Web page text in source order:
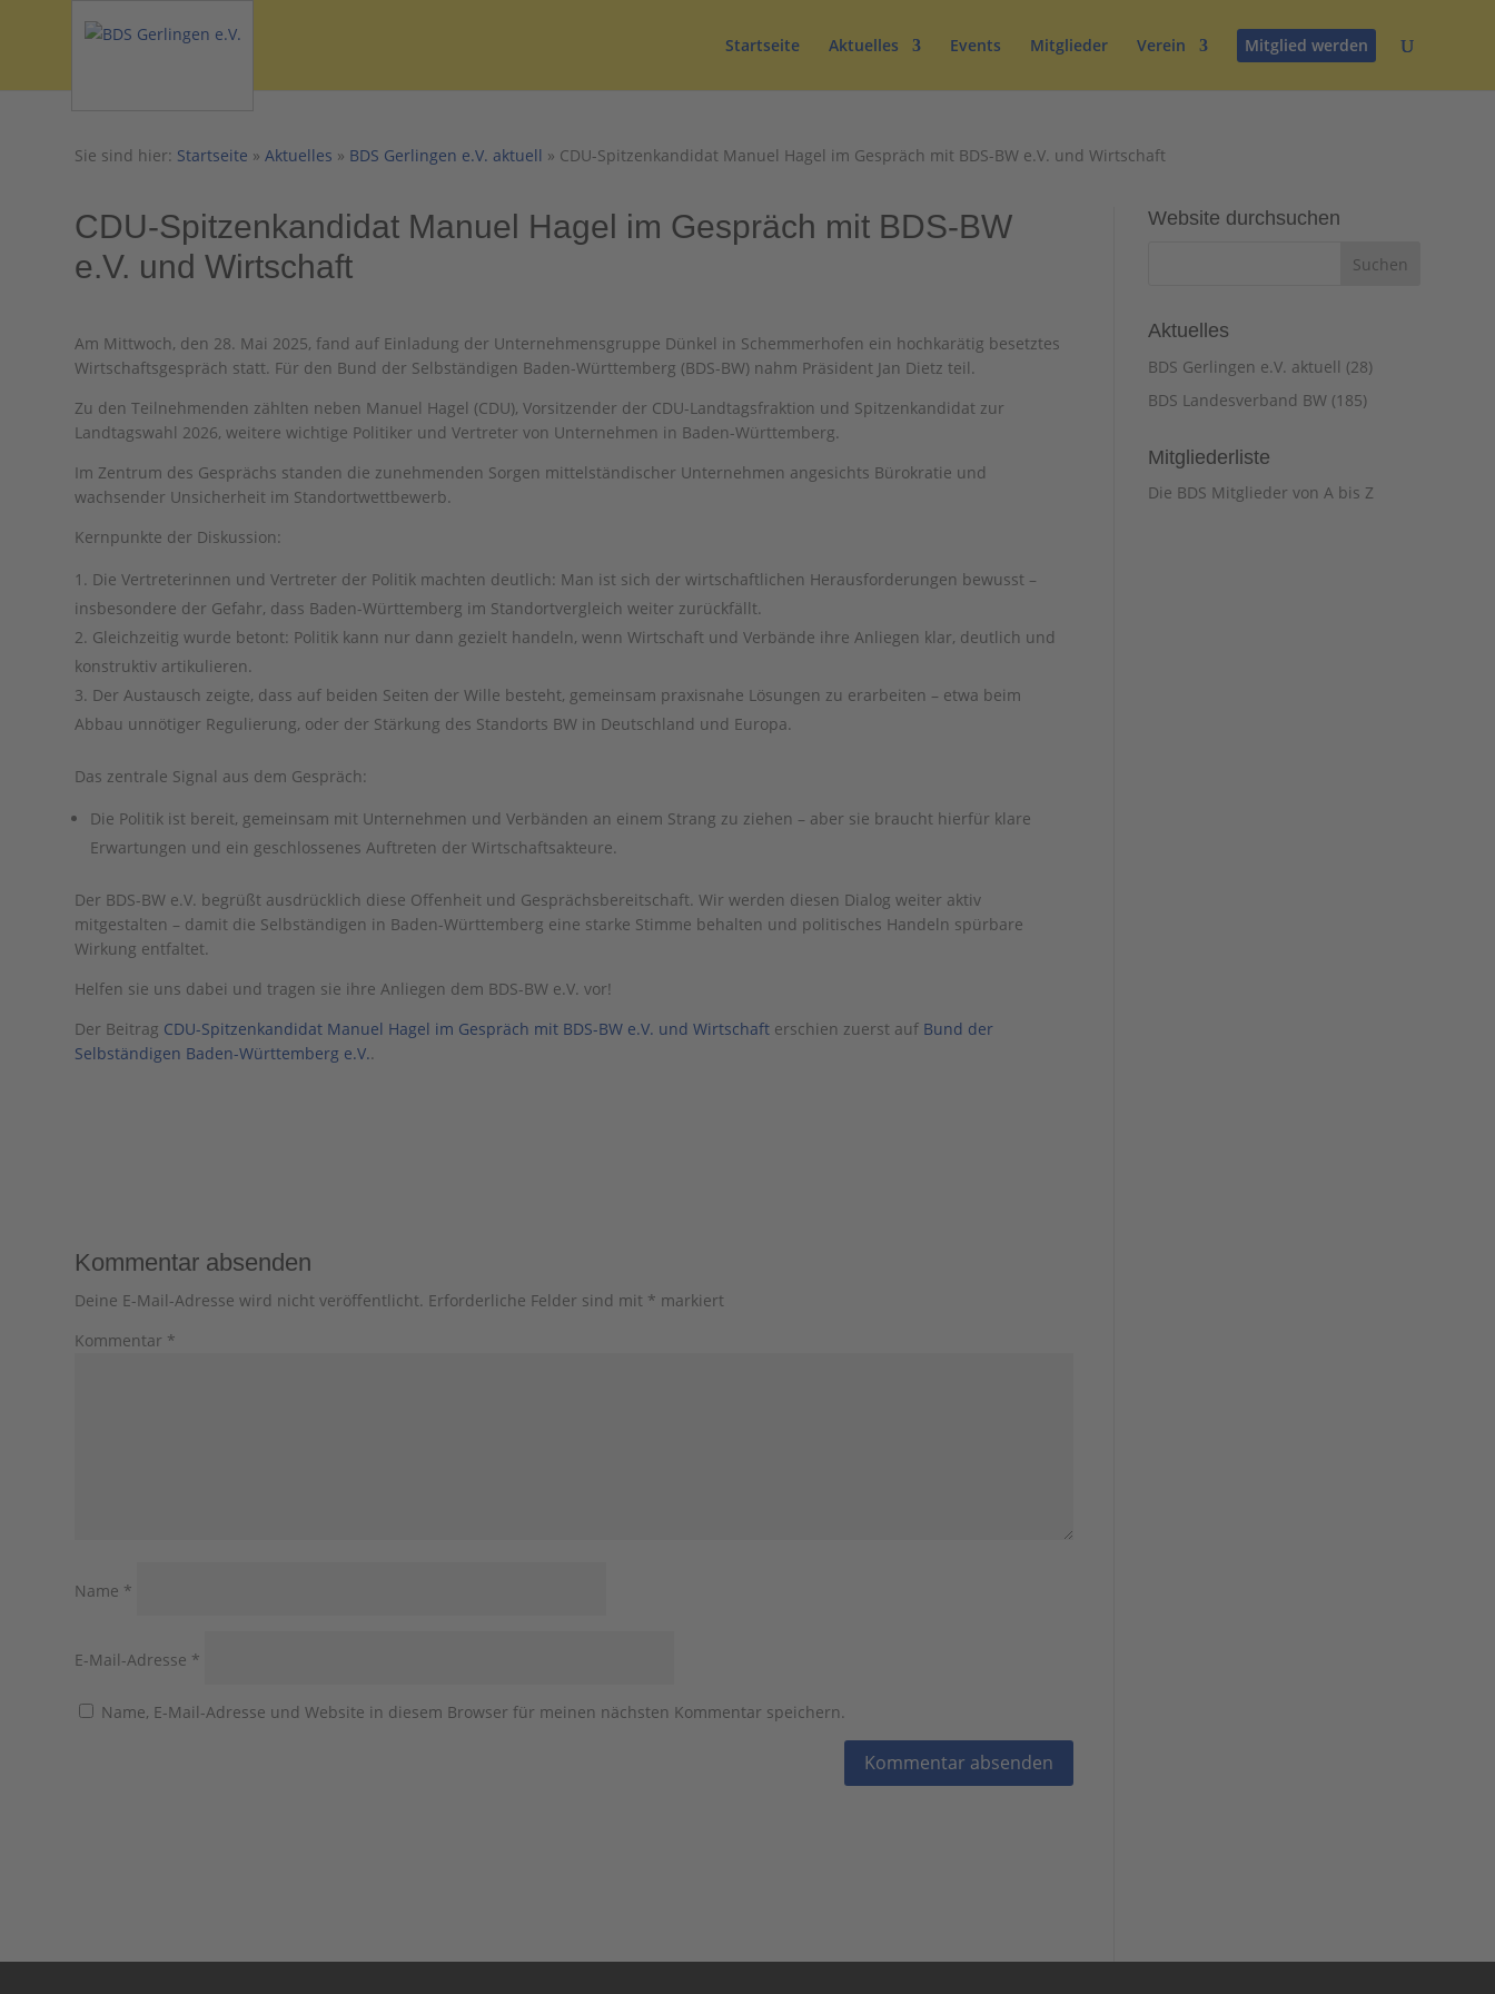
Startseite Aktuelles Events Mitglieder Verein Mitglied werden
Sie sind hier: Startseite »Aktuelles » BDS Gerlingen e.V. aktuell » CDU-Spitzenkandidat Manuel Hagel im Gespräch mit BDS-BW e.V. und Wirtschaft
CDU-Spitzenkandidat Manuel Hagel im Gespräch mit BDS-BW
e.V. und Wirtschaft
Am Mittwoch, den 28. Mai 2025, fand auf Einladung der Unternehmensgruppe Dünkel in Schemmerhofen ein hochkarätig besetztes
Wirtschaftsgespräch statt. Für den Bund der Selbständigen Baden-Württemberg (BDS-BW) nahm Präsident Jan Dietz teil.
Zu den Teilnehmenden zählten neben Manuel Hagel (CDU), Vorsitzender der CDU-Landtagsfraktion und Spitzenkandidat zur
Landtagswahl 2026, weitere wichtige Politiker und Vertreter von Unternehmen in Baden-Württemberg.
Im Zentrum des Gesprächs standen die zunehmenden Sorgen mittelständischer Unternehmen angesichts Bürokratie und
wachsender Unsicherheit im Standortwettbewerb.
Kernpunkte der Diskussion:
Die Vertreterinnen und Vertreter der Politik machten deutlich: Man ist sich der wirtschaftlichen Herausforderungen bewusst –
insbesondere der Gefahr, dass Baden-Württemberg im Standortvergleich weiter zurückfällt.
Gleichzeitig wurde betont: Politik kann nur dann gezielt handeln, wenn Wirtschaft und Verbände ihre Anliegen klar, deutlich und
konstruktiv artikulieren.
Der Austausch zeigte, dass auf beiden Seiten der Wille besteht, gemeinsam praxisnahe Lösungen zu erarbeiten – etwa beim
Abbau unnötiger Regulierung, oder der Stärkung des Standorts BW in Deutschland und Europa.
Das zentrale Signal aus dem Gespräch:
Die Politik ist bereit, gemeinsam mit Unternehmen und Verbänden an einem Strang zu ziehen – aber sie braucht hierfür klare
Erwartungen und ein geschlossenes Auftreten der Wirtschaftsakteure.
Der BDS-BW e.V. begrüßt ausdrücklich diese Offenheit und Gesprächsbereitschaft. Wir werden diesen Dialog weiter aktiv
mitgestalten – damit die Selbständigen in Baden-Württemberg eine starke Stimme behalten und politisches Handeln spürbare
Wirkung entfaltet.
Helfen sie uns dabei und tragen sie ihre Anliegen dem BDS-BW e.V. vor!
Der Beitrag CDU-Spitzenkandidat Manuel Hagel im Gespräch mit BDS-BW e.V. und Wirtschaft erschien zuerst auf Bund der
Selbständigen Baden-Württemberg e.V..
Kommentar absenden
Deine E-Mail-Adresse wird nicht veröffentlicht. Erforderliche Felder sind mit * markiert
Kommentar *
Name *
E-Mail-Adresse *
Name, E-Mail-Adresse und Website in diesem Browser für meinen nächsten Kommentar speichern.
Website durchsuchen
Aktuelles
BDS Gerlingen e.V. aktuell (28)
BDS Landesverband BW(185)
Mitgliederliste
Die BDS Mitglieder von A bis Z